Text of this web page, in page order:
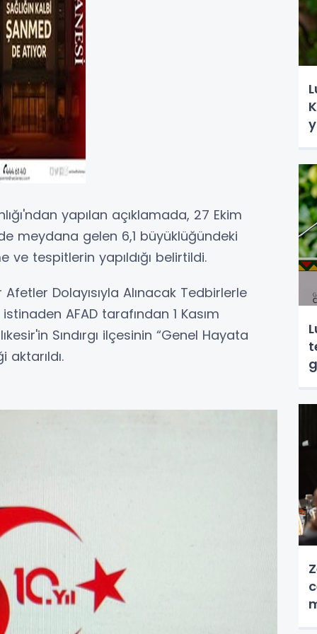
yapılan açıklamada, 27 Ekim
meydana gelen 6,1 büyüklüğündeki
tespitlerin yapıldığı belirtildi.
Dolayısıyla Alınacak Tedbirlerle
AFAD tarafından 1 Kasım
Sındırgı ilçesinin “Genel Hayata
aktarıldı.